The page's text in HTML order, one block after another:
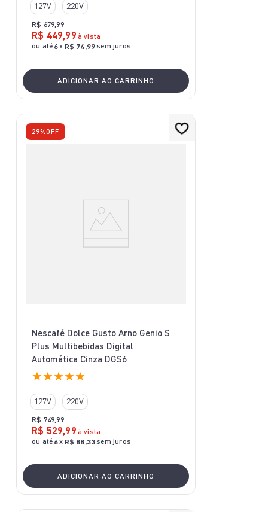
127V 220V
R$ 679,99
R$ 449,99 à vista
ou até 6x R$ 74,99sem juros
ADICIONAR AO CARRINHO
29%OFF
Nescafé Dolce Gusto Arno Genio S
Plus Multibebidas Digital
Automática Cinza DGS6
★★★★★
127V 220V
R$ 749,99
R$ 529,99 à vista
ou até 6x R$ 88,33sem juros
ADICIONAR AO CARRINHO